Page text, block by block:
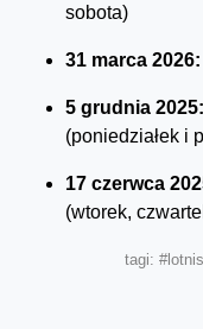
sobota)
31 marca 2026:
5 grudnia 2025:
(poniedziałek i
17 czerwca
(wtorek,
tagi: